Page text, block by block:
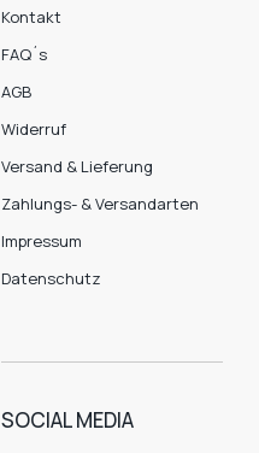
Kontakt
FAQ´s
AGB
Widerruf
Versand & Lieferung
Zahlungs- & Versandarten
Impressum
Datenschutz
SOCIAL MEDIA